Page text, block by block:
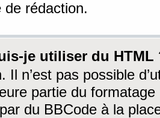
de rédaction.
je utiliser du HTML
Il n’est pas possible
partie du
du BBCode à la